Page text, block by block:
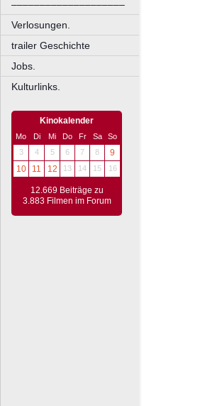
––––––––––––––––––––
Verlosungen.
trailer Geschichte
Jobs.
Kulturlinks.
Kinokalender
Mo Di Mi Do Fr Sa
So
3
4 5 6 7 8
9
10
11 12 13 14 15 16
12.669 Beiträge zu
3.883 Filmen im Forum